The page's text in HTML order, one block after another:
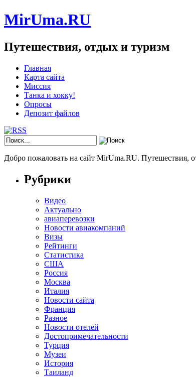
MirUma.RU
Путешествия, отдых и туризм
Главная
Карта сайта
Миссия
Танка и хокку!
Опросы
Депозит файлов
Добро пожаловать на сайт MirUma.RU. Путешествия,
Рубрики
Видео
Актуально
авиаперевозки
Новости авиакомпаний
Визы
Рейтинги
Статистика
США
Россия
Москва
Италия
Новости сайта
Франция
Разное
Новости отелей
Достопримечательности
Турция
Музеи
История
Таиланд